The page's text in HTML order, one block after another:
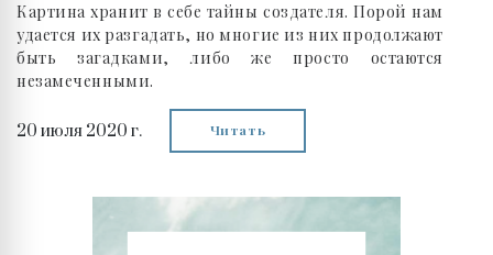
Картина хранит в себе тайны создателя. Порой нам
удается их разгадать, но многие из них продолжают
быть загадками, либо же просто остаются
незамеченными.
20 июля 2020 г. Читать